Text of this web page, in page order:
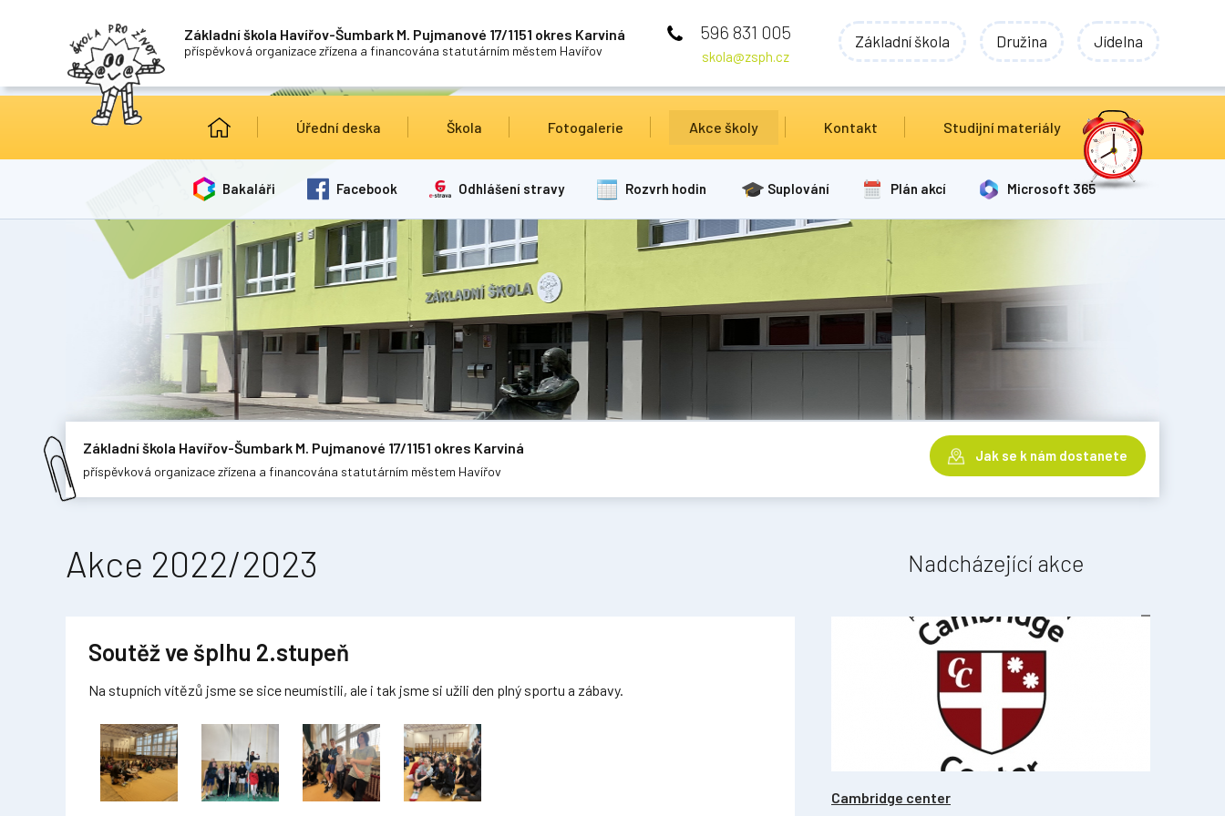
Základní škola Havířov-Šumbark M. Pujmanové 17/1151 okres Karviná
příspěvková organizace zřízena a financována statutárním městem Havířov
596 831 005
skola@zsph.cz
Základní škola Družina Jídelna
Úřední deska Škola Fotogalerie Akce školy Kontakt Studijní materiály
Bakaláři Facebook Odhlášení stravy Rozvrh hodin Suplování Plán akcí Microsoft 365
Základní škola Havířov-Šumbark M. Pujmanové 17/1151 okres Karviná
příspěvková organizace zřízena a financována statutárním městem Havířov
Jak se k nám dostanete
Akce 2022/2023
Soutěž ve šplhu 2.stupeň
Na stupních vítězů jsme se sice neumístili, ale i tak jsme si užili den plný sportu a zábavy.
Nadcházející akce
Cambridge center